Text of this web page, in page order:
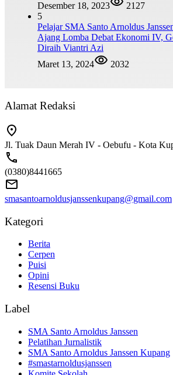
Desember 18, 2023
2127
5
Pelajar SMA Santo Arnoldus
Ajang Lomba Debat Ekonomi IV,
Diraih Viantri Azi
Maret 13, 2024
2032
Alamat Redaksi
Jl. Tuak Daun Merah IV - Oebufu - Kota
(0380)8441665
smasantoarnoldusjanssenkupang@gmail.com
Kategori
Berita
Cerpen
Puisi
Opini
Resensi Buku
Label
SMA Santo Arnoldus Janssen
Pelatihan Jurnalistik
SMA Santo Arnoldus Janssen Kupang
#smastarnoldusjanssen